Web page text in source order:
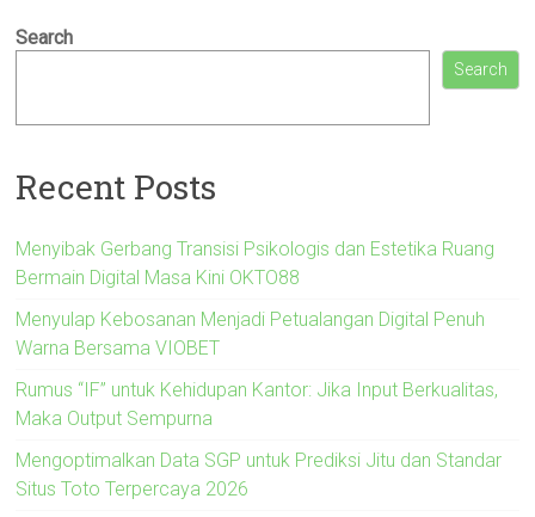
Search
Search
Recent Posts
Menyibak Gerbang Transisi Psikologis dan Estetika Ruang
Bermain Digital Masa Kini OKTO88
Menyulap Kebosanan Menjadi Petualangan Digital Penuh
Warna Bersama VIOBET
Rumus “IF” untuk Kehidupan Kantor: Jika Input Berkualitas,
Maka Output Sempurna
Mengoptimalkan Data SGP untuk Prediksi Jitu dan Standar
Situs Toto Terpercaya 2026